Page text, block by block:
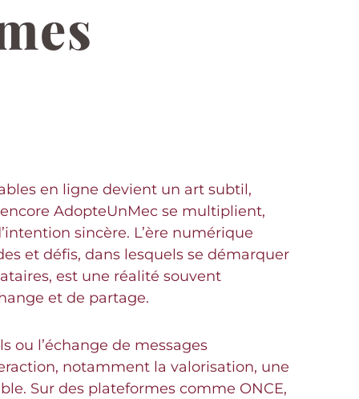
en ligne devient un art subtil,
AdopteUnMec se multiplient,
sincère. L’ère numérique
et défis, dans lesquels se démarquer
est une réalité souvent
et de partage.
ou l’échange de messages
notamment la valorisation, une
Sur des plateformes comme ONCE,